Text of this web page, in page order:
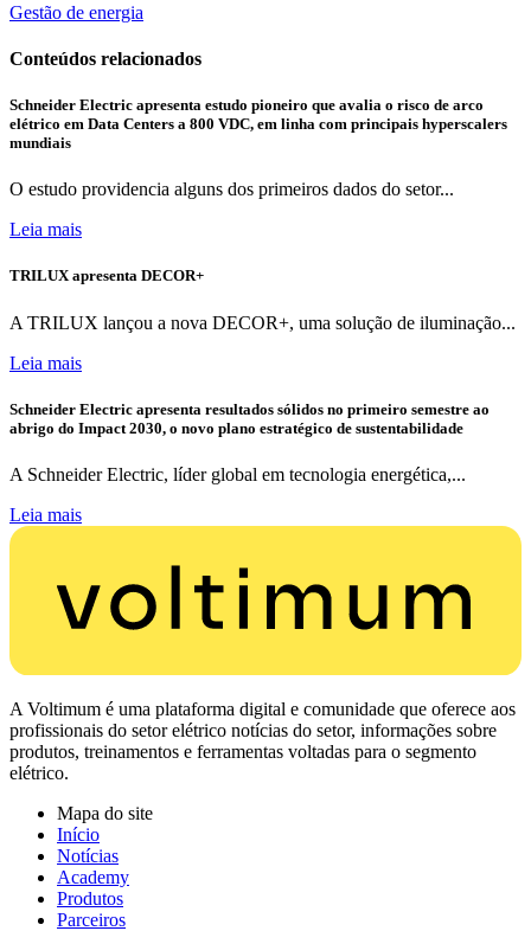
Gestão de energia
Conteúdos relacionados
Schneider Electric apresenta estudo pioneiro que avalia o risco de arco
elétrico em Data Centers a 800 VDC, em linha com principais hyperscalers
mundiais
O estudo providencia alguns dos primeiros dados do setor...
Leia mais
TRILUX apresenta DECOR+
A TRILUX lançou a nova DECOR+, uma solução de iluminação...
Leia mais
Schneider Electric apresenta resultados sólidos no primeiro semestre ao
abrigo do Impact 2030, o novo plano estratégico de sustentabilidade
A Schneider Electric, líder global em tecnologia energética,...
Leia mais
A Voltimum é uma plataforma digital e comunidade que oferece aos
profissionais do setor elétrico notícias do setor, informações sobre
produtos, treinamentos e ferramentas voltadas para o segmento
elétrico.
Mapa do site
Início
Notícias
Academy
Produtos
Parceiros